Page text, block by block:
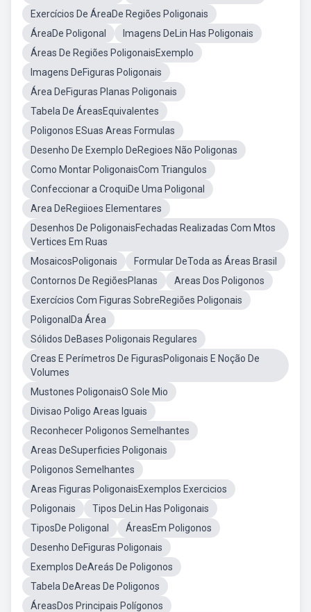
Exercícios De ÁreaDe Regiões Poligonais
ÁreaDe Poligonal
Imagens DeLin Has Poligonais
Áreas De Regiões PoligonaisExemplo
Imagens DeFiguras Poligonais
Área DeFiguras Planas Poligonais
Tabela De ÁreasEquivalentes
Poligonos ESuas Areas Formulas
Desenho De Exemplo DeRegioes Não Poligonas
Como Montar PoligonaisCom Triangulos
Confeccionar a CroquiDe Uma Poligonal
Area DeRegiioes Elementares
Desenhos De PoligonaisFechadas Realizadas Com Mtos
Vertices Em Ruas
MosaicosPoligonais
Formular DeToda as Áreas Brasil
Contornos De RegiõesPlanas
Areas Dos Poligonos
Exercícios Com Figuras SobreRegiões Poligonais
PoligonalDa Área
Sólidos DeBases Poligonais Regulares
Creas E Perímetros De FigurasPoligonais E Noção De
Volumes
Mustones PoligonaisO Sole Mio
Divisao Poligo Areas Iguais
Reconhecer Poligonos Semelhantes
Areas DeSuperficies Poligonais
Poligonos Semelhantes
Areas Figuras PoligonaisExemplos Exercicios
Poligonais
Tipos DeLin Has Poligonais
TiposDe Poligonal
ÁreasEm Poligonos
Desenho DeFiguras Poligonais
Exemplos DeAreás De Poligonos
Tabela DeAreas De Poligonos
ÁreasDos Principais Polígonos